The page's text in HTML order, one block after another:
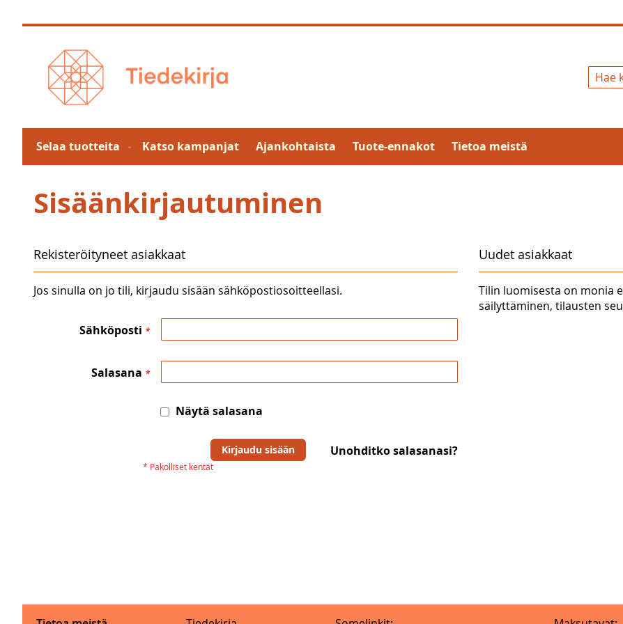
to
Selaa tuotteita Katso kampanjat Ajankohtaista Tuote-ennakot Tietoa meistä
Sisäänkirjautuminen
Rekisteröityneet asiakkaat
Jos sinulla on jo tili, kirjaudu sisään sähköpostiosoitteellasi.
Sähköposti
Salasana
Näytä salasana
Kirjaudu sisään Unohditko salasanasi?
Uudet asiakkaat
Tilin luomisesta on monia
säilyttäminen, tilausten